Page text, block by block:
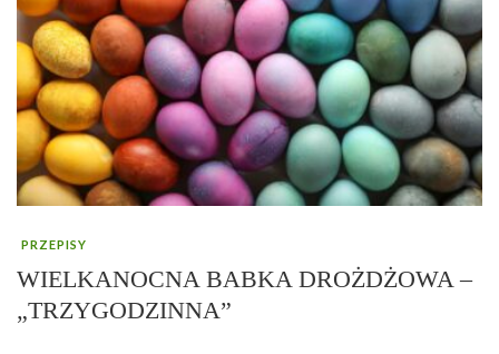
PRZEPISY
WIELKANOCNA BABKA DROŻDŻOWA –
„TRZYGODZINNA”